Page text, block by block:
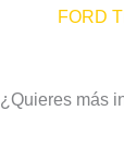
FORD
¿Quieres más